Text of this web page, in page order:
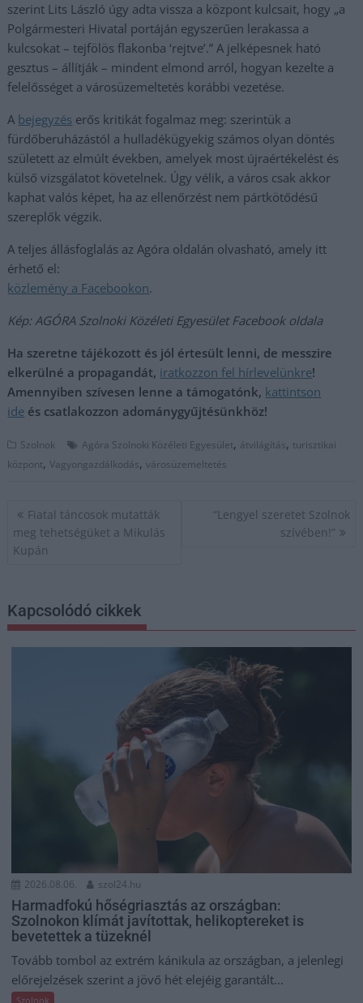
szerint Lits László úgy adta vissza a központ kulcsait, hogy „a
Polgármesteri Hivatal portáján egyszerűen lerakassa a
kulcsokat – tejfölös flakonba ‘rejtve’.” A jelképesnek ható
gesztus – állítják – mindent elmond arról, hogyan kezelte a
felelősséget a városüzemeltetés korábbi vezetése.
A bejegyzés erős kritikát fogalmaz meg: szerintük a
fürdőberuházástól a hulladékügyekig számos olyan döntés
született az elmúlt években, amelyek most újraértékelést és
külső vizsgálatot követelnek. Úgy vélik, a város csak akkor
kaphat valós képet, ha az ellenőrzést nem pártkötődésű
szereplők végzik.
A teljes állásfoglalás az Agóra oldalán olvasható, amely itt
érhető el:
közlemény a Facebookon.
Kép: AGÓRA Szolnoki Közéleti Egyesület Facebook oldala
Ha szeretne tájékozott és jól értesült lenni, de messzire
elkerülné a propagandát, iratkozzon fel hírlevelünkre!
Amennyiben szívesen lenne a támogatónk, kattintson
ide és csatlakozzon adománygyűjtésünkhöz!
Szolnok Agóra Szolnoki Közéleti Egyesület, átvilágítás, turisztikai
központ,Vagyongazdálkodás,városüzemeltetés
Bejegyzés
navigáció
Fiatal táncosok mutatták
meg tehetségüket a Mikulás
Kupán
“Lengyel szeretet Szolnok
szívében!”
Kapcsolódó cikkek
2026.08.06. szol24.hu
Harmadfokú hőségriasztás az országban:
Szolnokon klímát javítottak, helikoptereket is
bevetettek a tüzeknél
Tovább tombol az extrém kánikula az országban, a jelenlegi
előrejelzések szerint a jövő hét elejéig garantált...
Szolnok